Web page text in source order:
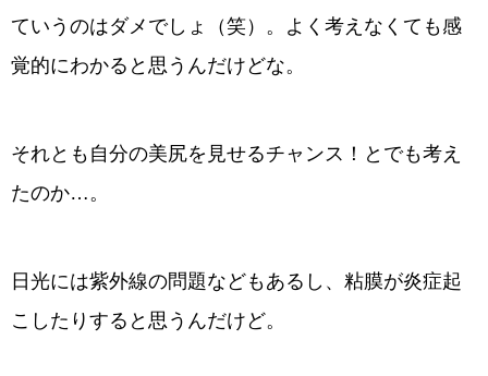
ていうのはダメでしょ（笑）。よく考えなくても感
覚的にわかると思うんだけどな。
それとも自分の美尻を見せるチャンス！とでも考え
たのか…。
日光には紫外線の問題などもあるし、粘膜が炎症起
こしたりすると思うんだけど。